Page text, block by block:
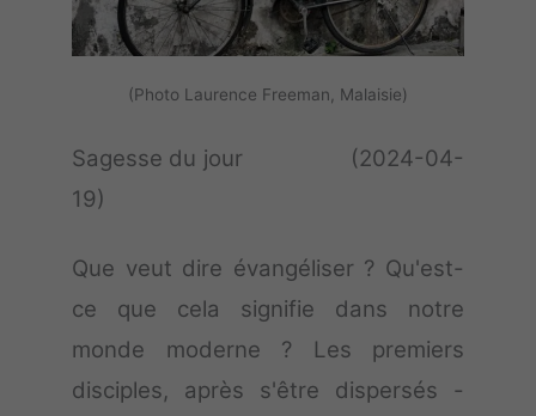
(Photo Laurence Freeman, Malaisie)
Sagesse du jour (2024-04-
19)
Que veut dire évangéliser ? Qu'est-
ce que cela signifie dans notre
monde moderne ? Les premiers
disciples, après s'être dispersés -